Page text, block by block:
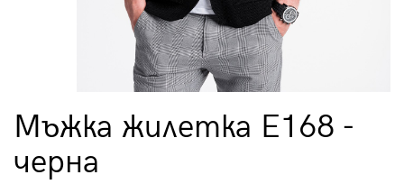
Мъжка жилетка E168 -
черна